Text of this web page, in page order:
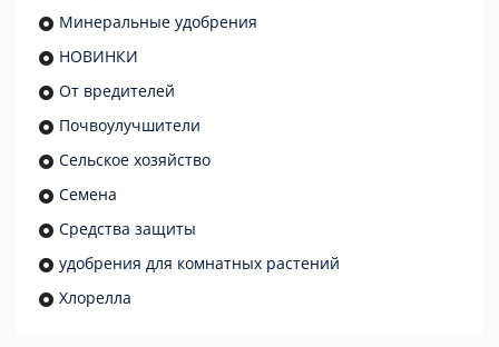
Минеральные удобрения
НОВИНКИ
От вредителей
Почвоулучшители
Сельское хозяйство
Семена
Средства защиты
удобрения для комнатных растений
Хлорелла